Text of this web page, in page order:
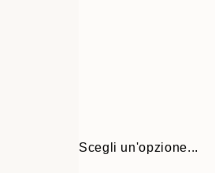
Scegli un'opzione...